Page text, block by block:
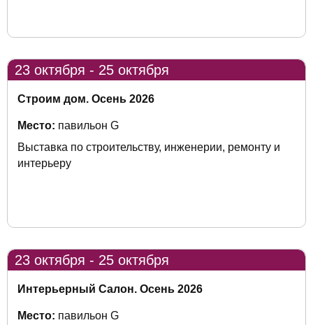
23 октября - 25 октября
Строим дом. Осень 2026
Место: павильон G
Выставка по строительству, инженерии, ремонту и
интерьеру
23 октября - 25 октября
Интерьерный Салон. Осень 2026
Место: павильон G